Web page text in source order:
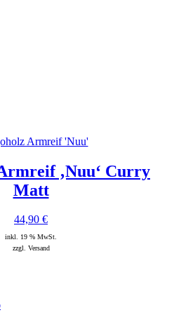
Armreif 'Nuu'
‚Nuu‘ Curry
Matt
44,90 €
inkl. 19 % MwSt.
zzgl. Versand